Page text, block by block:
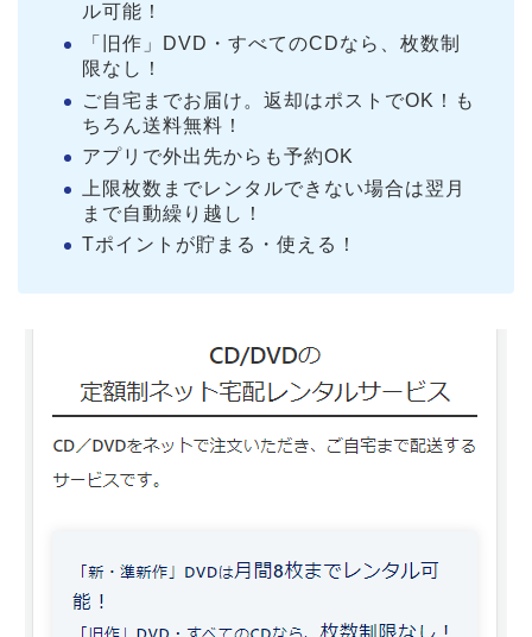
ル可能！
「旧作」DVD・すべてのCDなら、枚数制
限なし！
ご自宅までお届け。返却はポストでOK！も
ちろん送料無料！
アプリで外出先からも予約OK
上限枚数までレンタルできない場合は翌月
まで自動繰り越し！
Tポイントが貯まる・使える！